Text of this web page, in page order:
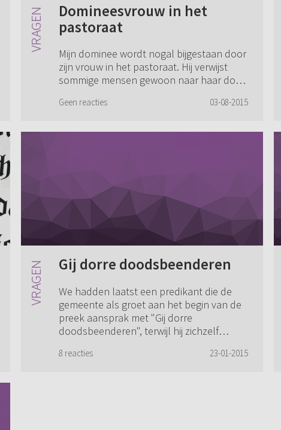
Domineesvrouw in het
pastoraat
Mijn dominee wordt nogal bijgestaan door
zijn vrouw in het pastoraat. Hij verwijst
sommige mensen gewoon naar haar door
gemeente. Ze is daarmee erg in de weer
Geen reacties 03-08-2015
Gij dorre doodsbeenderen
We hadden laatst een predikant die de
gemeente als groet aan het begin van de
preek aansprak met "Gij dorre
doodsbeenderen", terwijl hij zichzelf
ouderling hie...
8 reacties 23-01-2015